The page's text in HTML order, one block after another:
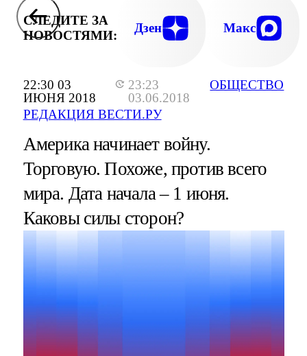
22:30 03
ИЮНЯ 2018
23:23
03.06.2018
РЕДАКЦИЯ ВЕСТИ.РУ
ОБЩЕСТВО
СЛЕДИТЕ ЗА
НОВОСТЯМИ:
Дзен Макс
Америка начинает войну.
Торговую. Похоже, против всего
мира. Дата начала – 1 июня.
Каковы силы сторон?